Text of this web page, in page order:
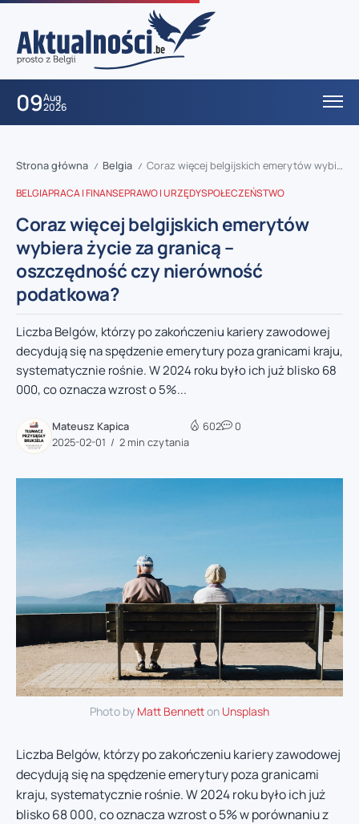
09Aug
2026
Strona główna / Belgia / Coraz więcej belgijskich emerytów wybiera życie za granicą – oszczędność czy nierówność podatkowa?
BELGIAPRACA I FINANSEPRAWO I URZĘDYSPOŁECZEŃSTWO
Coraz więcej belgijskich emerytów
wybiera życie za granicą –
oszczędność czy nierówność
podatkowa?
Liczba Belgów, którzy po zakończeniu kariery zawodowej
decydują się na spędzenie emerytury poza granicami kraju,
systematycznie rośnie. W 2024 roku było ich już blisko 68
000, co oznacza wzrost o 5%...
Mateusz Kapica
2025-02-01
2 min czytania
602 0
Photo by Matt Bennetton Unsplash
Liczba Belgów, którzy po zakończeniu kariery zawodowej
decydują się na spędzenie emerytury poza granicami
kraju, systematycznie rośnie. W 2024 roku było ich już
blisko 68 000, co oznacza wzrost o 5% w porównaniu z